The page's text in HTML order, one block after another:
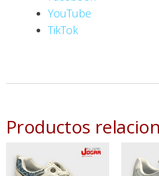
YouTube
TikTok
Productos